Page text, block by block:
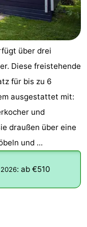
über drei
Diese freistehende
für bis zu 6
ausgestattet mit:
und
draußen über eine
und ...
: ab €510